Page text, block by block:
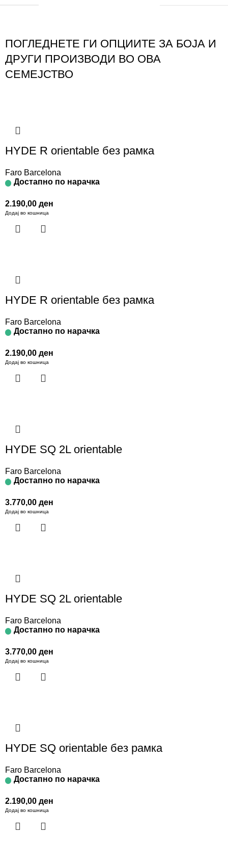
ПОГЛЕДНЕТЕ ГИ ОПЦИИТЕ ЗА БОЈА И
ДРУГИ ПРОИЗВОДИ ВО ОВА
СЕМЕЈСТВО
HYDE R orientable без рамка
Faro Barcelona
Достапно по нарачка
2.190,00 ден
Додај во кошница
HYDE R orientable без рамка
Faro Barcelona
Достапно по нарачка
2.190,00 ден
Додај во кошница
HYDE SQ 2L orientable
Faro Barcelona
Достапно по нарачка
3.770,00 ден
Додај во кошница
HYDE SQ 2L orientable
Faro Barcelona
Достапно по нарачка
3.770,00 ден
Додај во кошница
HYDE SQ orientable без рамка
Faro Barcelona
Достапно по нарачка
2.190,00 ден
Додај во кошница